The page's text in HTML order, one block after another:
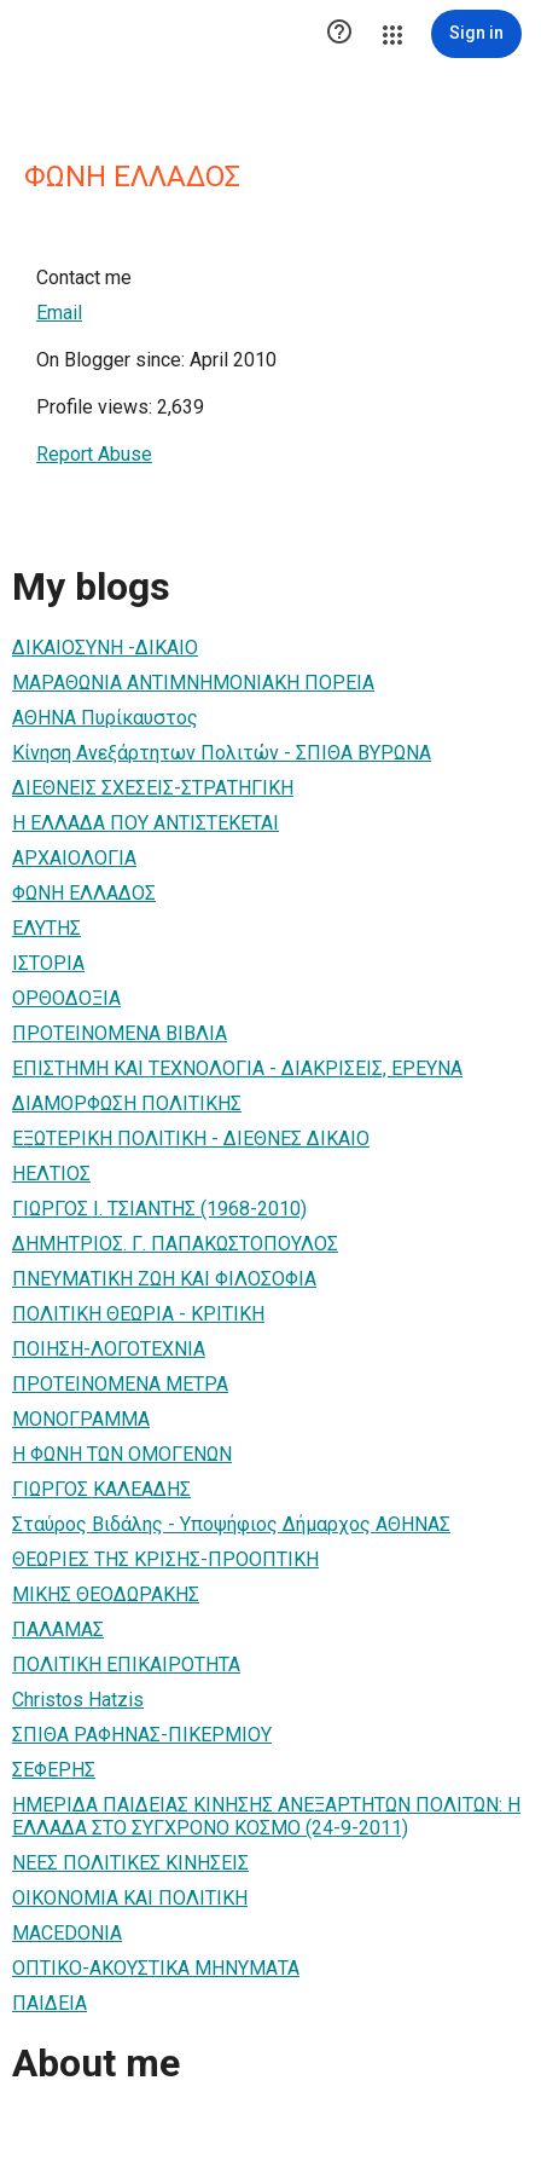
 Sign in
ΦΩΝΗ ΕΛΛΑΔΟΣ
Contact me
Email
On Blogger since: April 2010
Profile views: 2,639
Report Abuse
My blogs
ΔΙΚΑΙΟΣΥΝΗ -ΔΙΚΑΙΟ
ΜΑΡΑΘΩΝΙΑ ΑΝΤΙΜΝΗΜΟΝΙΑΚΗ ΠΟΡΕΙΑ
ΑΘΗΝΑ Πυρίκαυστος
Κίνηση Ανεξάρτητων Πολιτών - ΣΠΙΘΑ ΒΥΡΩΝΑ
ΔΙΕΘΝΕΙΣ ΣΧΕΣΕΙΣ-ΣΤΡΑΤΗΓΙΚΗ
Η ΕΛΛΑΔΑ ΠΟΥ ΑΝΤΙΣΤΕΚΕΤΑΙ
ΑΡΧΑΙΟΛΟΓΙΑ
ΦΩΝΗ ΕΛΛΑΔΟΣ
ΕΛΥΤΗΣ
ΙΣΤΟΡΙΑ
ΟΡΘΟΔΟΞΙΑ
ΠΡΟΤΕΙΝΟΜΕΝΑ ΒΙΒΛΙΑ
ΕΠΙΣΤΗΜΗ ΚΑΙ ΤΕΧΝΟΛΟΓΙΑ - ΔΙΑΚΡΙΣΕΙΣ, ΕΡΕΥΝΑ
ΔΙΑΜΟΡΦΩΣΗ ΠΟΛΙΤΙΚΗΣ
ΕΞΩΤΕΡΙΚΗ ΠΟΛΙΤΙΚΗ - ΔΙΕΘΝΕΣ ΔΙΚΑΙΟ
ΗΕΛΤΙΟΣ
ΓΙΩΡΓΟΣ Ι. ΤΣΙΑΝΤΗΣ (1968-2010)
ΔΗΜΗΤΡΙΟΣ. Γ. ΠΑΠΑΚΩΣΤΟΠΟΥΛΟΣ
ΠΝΕΥΜΑΤΙΚΗ ΖΩΗ ΚΑΙ ΦΙΛΟΣΟΦΙΑ
ΠΟΛΙΤΙΚΗ ΘΕΩΡΙΑ - ΚΡΙΤΙΚΗ
ΠΟΙΗΣΗ-ΛΟΓΟΤΕΧΝΙΑ
ΠΡΟΤΕΙΝΟΜΕΝΑ ΜΕΤΡΑ
ΜΟΝΟΓΡΑΜΜΑ
Η ΦΩΝΗ ΤΩΝ ΟΜΟΓΕΝΩΝ
ΓΙΩΡΓΟΣ ΚΑΛΕΑΔΗΣ
Σταύρος Βιδάλης - Υποψήφιος Δήμαρχος ΑΘΗΝΑΣ
ΘΕΩΡΙΕΣ ΤΗΣ ΚΡΙΣΗΣ-ΠΡΟΟΠΤΙΚΗ
ΜΙΚΗΣ ΘΕΟΔΩΡΑΚΗΣ
ΠΑΛΑΜΑΣ
ΠΟΛΙΤΙΚΗ ΕΠΙΚΑΙΡΟΤΗΤΑ
Christos Hatzis
ΣΠΙΘΑ ΡΑΦΗΝΑΣ-ΠΙΚΕΡΜΙΟΥ
ΣΕΦΕΡΗΣ
ΗΜΕΡΙΔΑ ΠΑΙΔΕΙΑΣ ΚΙΝΗΣΗΣ ΑΝΕΞΑΡΤΗΤΩΝ ΠΟΛΙΤΩΝ: Η
ΕΛΛΑΔΑ ΣΤΟ ΣΥΓΧΡΟΝΟ ΚΟΣΜΟ (24-9-2011)
ΝΕΕΣ ΠΟΛΙΤΙΚΕΣ ΚΙΝΗΣΕΙΣ
ΟΙΚΟΝΟΜΙΑ ΚΑΙ ΠΟΛΙΤΙΚΗ
MACEDONIA
ΟΠΤΙΚΟ-ΑΚΟΥΣΤΙΚΑ ΜΗΝΥΜΑΤΑ
ΠΑΙΔΕΙΑ
About me